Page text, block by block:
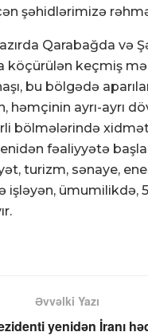
şəhidlərimizə
Qarabağda və
köçürülən keçmiş
bu bölgədə
həmçinin ayrı-ayrı
bölmələrində
fəaliyyətə
turizm, sənaye,
işləyən, ümumilikdə,
Əvvəlki Yazı
yenidən İranı